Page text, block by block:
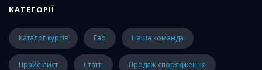
КАТЕГОРІЇ
каталог курсів faq наша команда
прайс-лист статті Продаж спорядження